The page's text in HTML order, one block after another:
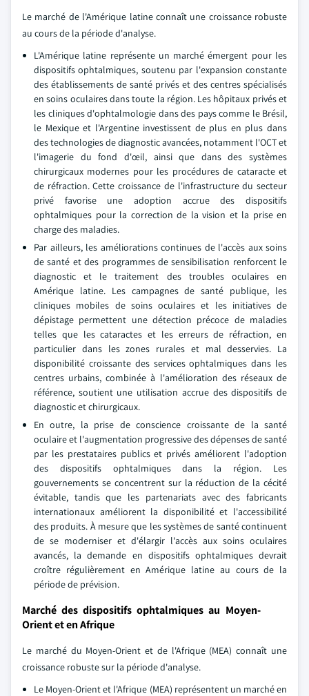
Le marché de l'Amérique latine connaît une croissance robuste
au cours de la période d'analyse.
L'Amérique latine représente un marché émergent pour les
dispositifs ophtalmiques, soutenu par l'expansion constante
des établissements de santé privés et des centres spécialisés
en soins oculaires dans toute la région. Les hôpitaux privés et
les cliniques d'ophtalmologie dans des pays comme le Brésil,
le Mexique et l'Argentine investissent de plus en plus dans
des technologies de diagnostic avancées, notamment l'OCT et
l'imagerie du fond d'œil, ainsi que dans des systèmes
chirurgicaux modernes pour les procédures de cataracte et
de réfraction. Cette croissance de l'infrastructure du secteur
privé favorise une adoption accrue des dispositifs
ophtalmiques pour la correction de la vision et la prise en
charge des maladies.
Par ailleurs, les améliorations continues de l'accès aux soins
de santé et des programmes de sensibilisation renforcent le
diagnostic et le traitement des troubles oculaires en
Amérique latine. Les campagnes de santé publique, les
cliniques mobiles de soins oculaires et les initiatives de
dépistage permettent une détection précoce de maladies
telles que les cataractes et les erreurs de réfraction, en
particulier dans les zones rurales et mal desservies. La
disponibilité croissante des services ophtalmiques dans les
centres urbains, combinée à l'amélioration des réseaux de
référence, soutient une utilisation accrue des dispositifs de
diagnostic et chirurgicaux.
En outre, la prise de conscience croissante de la santé
oculaire et l'augmentation progressive des dépenses de santé
par les prestataires publics et privés améliorent l'adoption
des dispositifs ophtalmiques dans la région. Les
gouvernements se concentrent sur la réduction de la cécité
évitable, tandis que les partenariats avec des fabricants
internationaux améliorent la disponibilité et l'accessibilité
des produits. À mesure que les systèmes de santé continuent
de se moderniser et d'élargir l'accès aux soins oculaires
avancés, la demande en dispositifs ophtalmiques devrait
croître régulièrement en Amérique latine au cours de la
période de prévision.
Marché des dispositifs ophtalmiques au Moyen-
Orient et en Afrique
Le marché du Moyen-Orient et de l'Afrique (MEA) connaît une
croissance robuste sur la période d'analyse.
Le Moyen-Orient et l'Afrique (MEA) représentent un marché en